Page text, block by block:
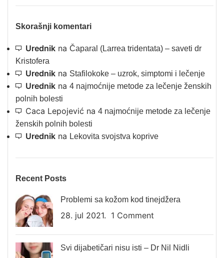
Skorašnji komentari
Urednik na Čaparal (Larrea tridentata) – saveti dr
Kristofera
Urednik na Stafilokoke – uzrok, simptomi i lečenje
Urednik na 4 najmoćnije metode za lečenje ženskih
polnih bolesti
Caca Lepojević na 4 najmoćnije metode za lečenje
ženskih polnih bolesti
Urednik na Lekovita svojstva koprive
Recent Posts
Problemi sa kožom kod tinejdžera
28. jul 2021. 1 Comment
Svi dijabetičari nisu isti – Dr Nil Nidli